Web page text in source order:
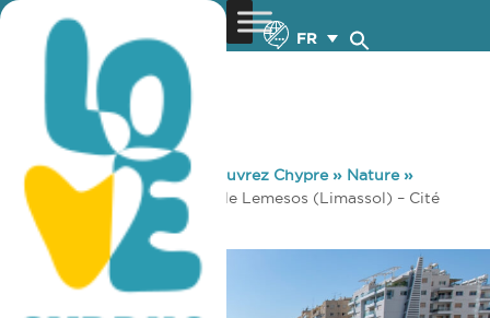
FR
You are here: Home »Découvrez Chypre» Nature»
Cyclisme»
Parcours cyclable Lemesos (Limassol) – Cité
antique d’Amathous